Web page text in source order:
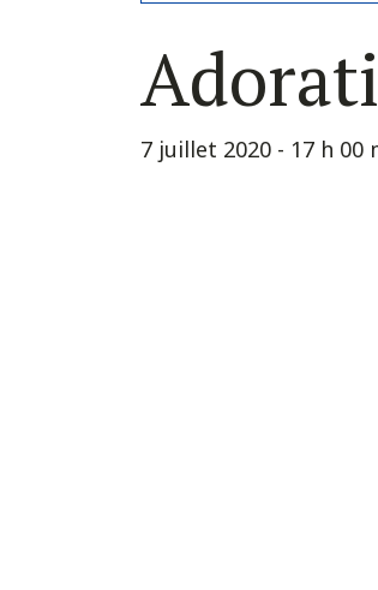
7 juillet 2020 - 17 h 00